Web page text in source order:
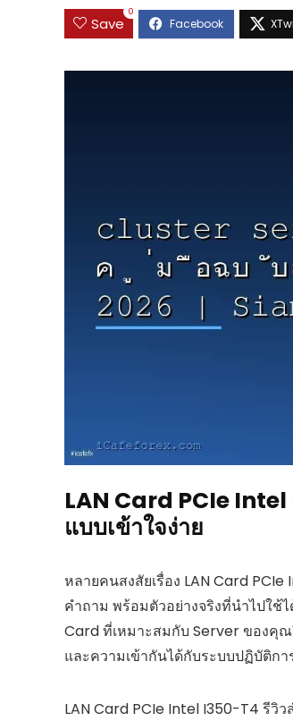
Save
0
LAN Card PCIe
แบบเข้าใจง่าย
หลายคนสงสัยเรื่อง LAN Card
คำถาม พร้อมตัวอย่างจริงที่นำไปใช้
Card ที่เหมาะสมกับ Server ของคุณ
และความเข้ากันได้กับระบบปฏิบัติกา
LAN Card PCIe Intel I350-T4 รีวิ